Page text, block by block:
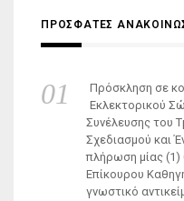
ΠΡΟΣΦΑΤΕΣ
Πρόσκληση σε
Εκλεκτορικού
Συνέλευσης του
Σχεδιασμού και
πλήρωση μίας (1)
Επίκουρου
γνωστικό